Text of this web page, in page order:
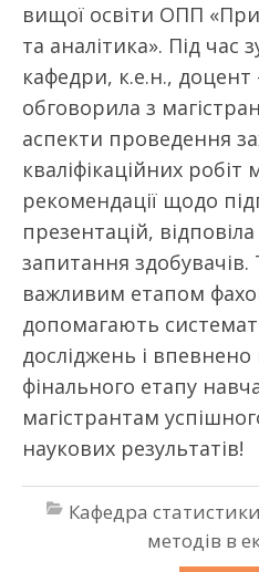
вищої освіти ОПП
та аналітика». Під час
кафедри, к.е.н.,
обговорила з
аспекти проведення
кваліфікаційних робіт
рекомендації щодо
презентацій,
запитання здобувачів.
важливим етапом
допомагають
досліджень і впевнено
фінального етапу
магістрантам
наукових результатів!
Кафедра
методів в